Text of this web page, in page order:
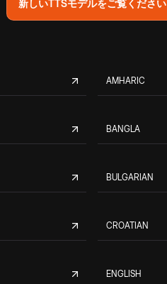
新しいTTSモデルをご覧ください
AMHARIC
BANGLA
BULGARIAN
CROATIAN
ENGLISH